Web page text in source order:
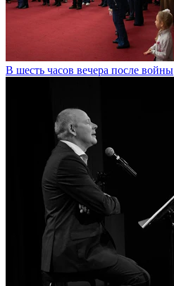
В шесть часов вечера после войны